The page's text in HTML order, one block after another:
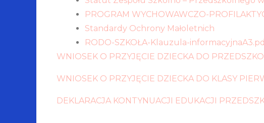
PROGRAM WYCHOWAWCZO-
Standardy Ochrony Małoletnich
RODO-SZKOŁA-Klauzula-
WNIOSEK O PRZYJĘCIE DZIECKA DO
WNIOSEK O PRZYJĘCIE DZIECKA DO KLASY
DEKLARACJA KONTYNUACJI EDUKACJI